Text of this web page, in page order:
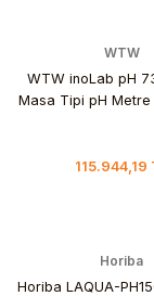
WTW
WTW inoLab pH
Masa Tipi pH Metre
115.944,19
Horiba
Horiba LAQUA-